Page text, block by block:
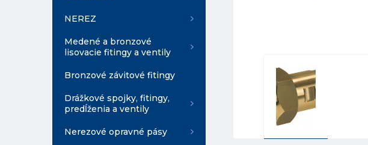
NEREZ
Medené a bronzové
lisovacie fitingy a ventily
Bronzové závitové fitingy
Drážkové spojky, fitingy,
predĺženia a ventily
Nerezové opravné pásy